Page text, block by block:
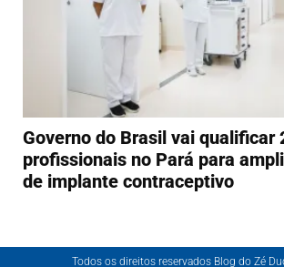
Governo do Brasil vai qualificar
profissionais no Pará para
de implante contraceptivo
Todos os direitos reservados Blog do Zé